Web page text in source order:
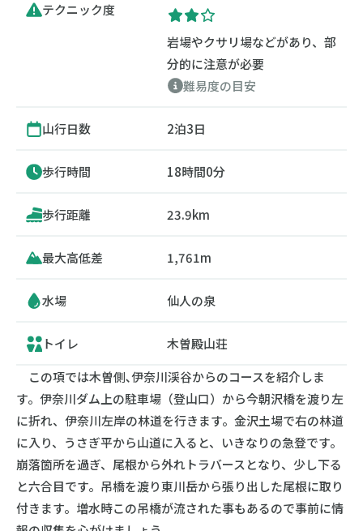
テクニック度
岩場やクサリ場などがあり、部
分的に注意が必要
難易度の目安
山行日数 2泊3日
歩行時間 18時間0分
歩行距離 23.9km
最大高低差 1,761m
水場 仙人の泉
トイレ
木曽殿山荘
この項では木曽側､伊奈川渓谷からのコースを紹介しま
す。伊奈川ダム上の駐車場（登山口）から今朝沢橋を渡り左
に折れ、伊奈川左岸の林道を行きます。金沢土場で右の林道
に入り、うさぎ平から山道に入ると、いきなりの急登です。
崩落箇所を過ぎ、尾根から外れトラバースとなり、少し下る
と六合目です。吊橋を渡り東川岳から張り出した尾根に取り
付きます。増水時この吊橋が流された事もあるので事前に情